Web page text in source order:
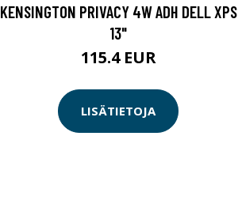
KENSINGTON PRIVACY 4W ADH DELL XPS
13"
115.4 EUR
LISÄTIETOJA